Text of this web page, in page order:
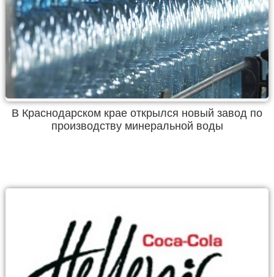
В Краснодарском крае открылся новый завод по
производству минеральной воды